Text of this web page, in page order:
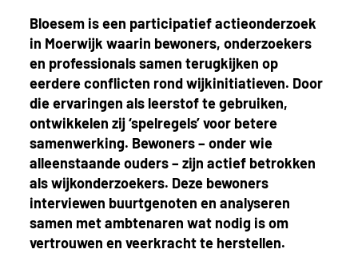
Bloesem is een participatief actieonderzoek
in Moerwijk waarin bewoners, onderzoekers
en professionals samen terugkijken op
eerdere conflicten rond wijkinitiatieven. Door
die ervaringen als leerstof te gebruiken,
ontwikkelen zij ‘spelregels’ voor betere
samenwerking. Bewoners – onder wie
alleenstaande ouders – zijn actief betrokken
als wijkonderzoekers. Deze bewoners
interviewen buurtgenoten en analyseren
samen met ambtenaren wat nodig is om
vertrouwen en veerkracht te herstellen.